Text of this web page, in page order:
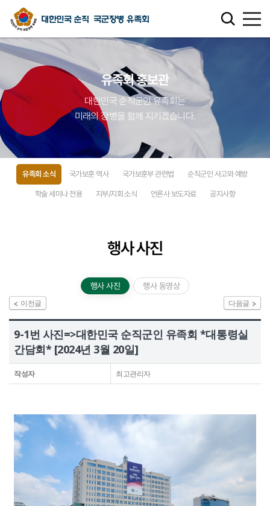
유족회 소개
유족회 홍보관
천국의 별님
순직군인 유가족 찾기
연회비·기부금 안내
HOME 유가족회원 로그인
기부금회원 로그인
유가족 회원가입
기부금 회원가입
유족회 홍보관
대한민국 순직군인 유족회는
미래의 장병을 함께 지키겠습니다.
유족회 소식 국가보훈 역사 국가보훈부 관련법 순직군인 사고와 예방
학술 세미나 전용 지부/지회 소식 언론사 보도자료 공지사항
행사 사진
행사 사진 행사 동영상
이전글 다음글
9-1번 사진=>대한민국 순직군인 유족회 *대통령실
간담회* [2024년 3월 20일]
작성자 최고관리자